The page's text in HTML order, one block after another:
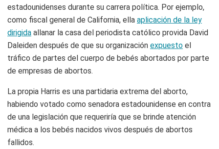
estadounidenses durante su carrera política. Por ejemplo,
como fiscal general de California, ella aplicación de la ley
dirigida allanar la casa del periodista católico provida David
Daleiden después de que su organización expuesto el
tráfico de partes del cuerpo de bebés abortados por parte
de empresas de abortos.
La propia Harris es una partidaria extrema del aborto,
habiendo votado como senadora estadounidense en contra
de una legislación que requeriría que se brinde atención
médica a los bebés nacidos vivos después de abortos
fallidos.